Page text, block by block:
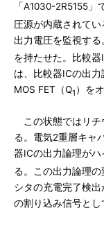
「A1030-2R5155
圧源が内蔵されて
出力電圧を監視する
を持たせた。比較
は、比較器ICの出
MOS FET（Q1 ）を
この状態ではリチ
る。電気2重層キャ
器ICの出力論理が
る。この出力論理
シタの充電完了検
の割り込み信号とし